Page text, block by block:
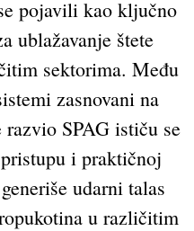
pojavili kao ključno
ublažavanje štete
sektorima. Među
zasnovani na
SPAG ističu se
i praktičnoj
udarni talas
u različitim